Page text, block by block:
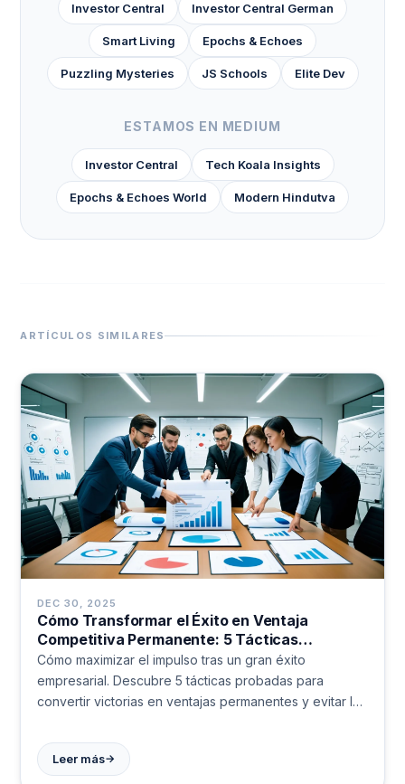
Investor Central Investor Central German
Smart Living Epochs & Echoes
Puzzling Mysteries JS Schools Elite Dev
ESTAMOS EN MEDIUM
Investor Central Tech Koala Insights
Epochs & Echoes World Modern Hindutva
ARTÍCULOS SIMILARES
DEC 30, 2025
Cómo Transformar el Éxito en Ventaja
Competitiva Permanente: 5 Tácticas
Comprobadas
Cómo maximizar el impulso tras un gran éxito
empresarial. Descubre 5 tácticas probadas para
convertir victorias en ventajas permanentes y evitar la
Leer más→